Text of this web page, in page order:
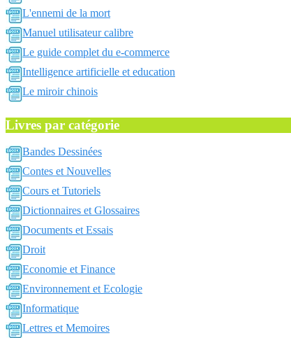
L'ennemi de la mort
Manuel utilisateur calibre
Le guide complet du e-commerce
Intelligence artificielle et education
Le miroir chinois
Livres par catégorie
Bandes Dessinées
Contes et Nouvelles
Cours et Tutoriels
Dictionnaires et Glossaires
Documents et Essais
Droit
Economie et Finance
Environnement et Ecologie
Informatique
Lettres et Memoires